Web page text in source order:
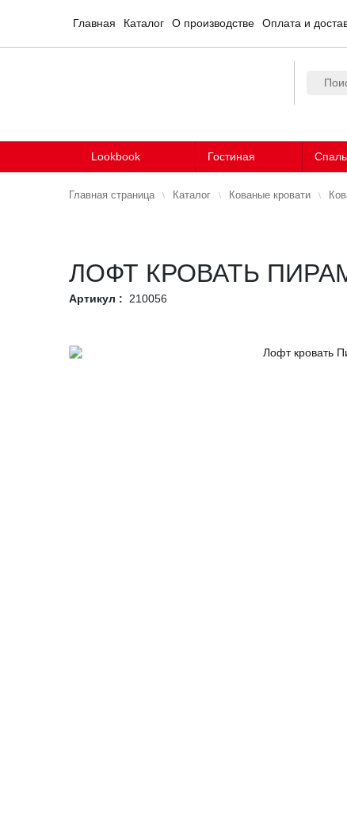
Главная Каталог О производстве Оплата и
Lookbook Гостиная
Главная страница Каталог Кованые кровати
ЛОФТ КРОВАТЬ
Артикул : 210056